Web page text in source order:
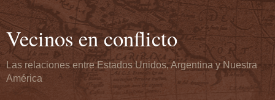
Vecinos en conflicto
Las relaciones entre Estados Unidos, Argentina y Nuestra
América